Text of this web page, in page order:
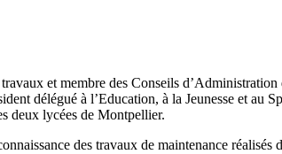
et membre des Conseils d’Administration
délégué à l’Education, à la Jeunesse et au
deux lycées de Montpellier.
des travaux de maintenance réalisés